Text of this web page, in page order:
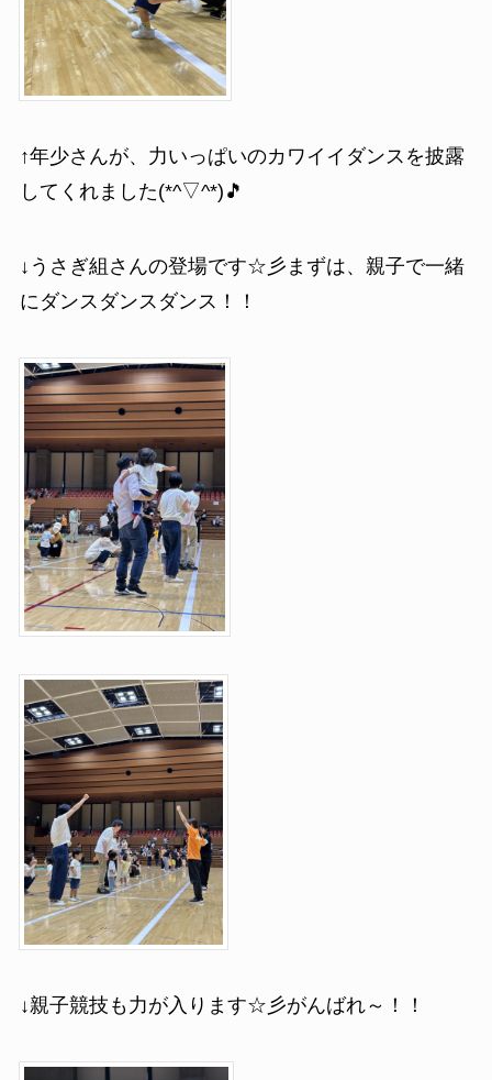
↑年少さんが、力いっぱいのカワイイダンスを披露
してくれました(*^▽^*)🎵
↓うさぎ組さんの登場です☆彡まずは、親子で一緒
にダンスダンスダンス！！
↓親子競技も力が入ります☆彡がんばれ～！！